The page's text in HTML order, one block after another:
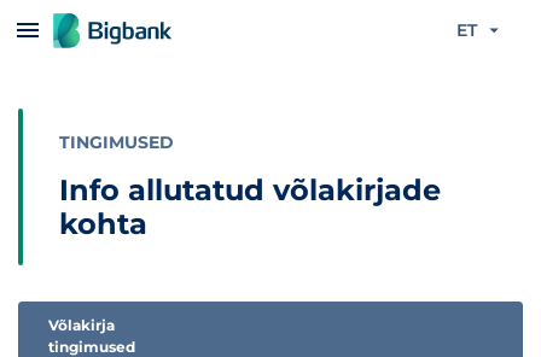
Liigu edasi põhisisu juurde ET
TINGIMUSED
Info allutatud võlakirjade
kohta
Võlakirja
tingimused